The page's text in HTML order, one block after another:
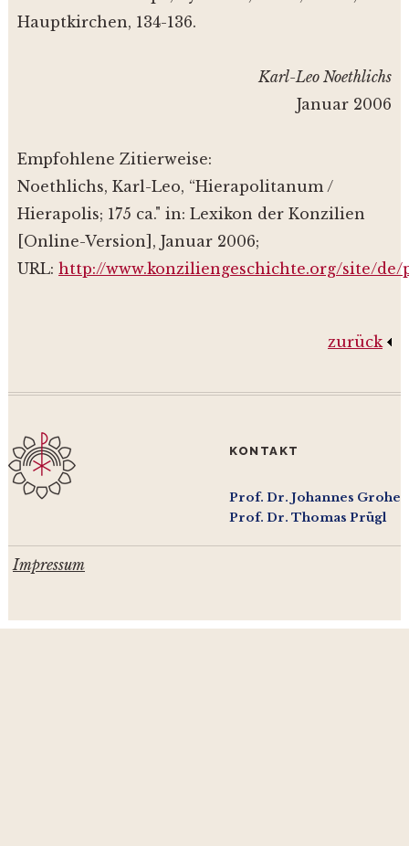
Hauptkirchen, 134-136.
Karl-Leo Noethlichs
Januar 2006
Empfohlene Zitierweise:
Noethlichs, Karl-Leo, “Hierapolitanum /
Hierapolis; 175 ca." in: Lexikon der Konzilien
[Online-Version], Januar 2006;
URL: http://www.konziliengeschichte.org/site/
zurück
KONTAKT
Prof. Dr. Johannes Grohe
Prof. Dr. Thomas Prügl
Impressum